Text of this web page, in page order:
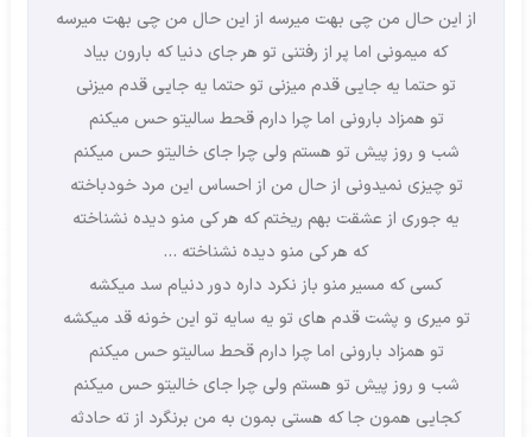
از این حال من چی بهت میرسه از این حال من چی بهت میرسه
که میمونی اما پر از رفتنی تو هر جای دنیا که بارون بیاد
تو حتما یه جایی قدم میزنی تو حتما یه جایی قدم میزنی
تو همزاد بارونی اما چرا دارم قحط سالیتو حس میکنم
شب و روز پیش تو هستم ولی چرا جای خالیتو حس میکنم
تو چیزی نمیدونی از حال من از احساس این مرد خودباخته
یه جوری از عشقت بهم ریختم که هر کی منو دیده نشناخته
که هر کی منو دیده نشناخته …
کسی که مسیر منو باز نکرد داره دور دنیام سد میکشه
تو میری و پشت قدم های تو یه سایه تو این خونه قد میکشه
تو همزاد بارونی اما چرا دارم قحط سالیتو حس میکنم
شب و روز پیش تو هستم ولی چرا جای خالیتو حس میکنم
کجایی همون جا که هستی بمون به من برنگرد از ته حادثه